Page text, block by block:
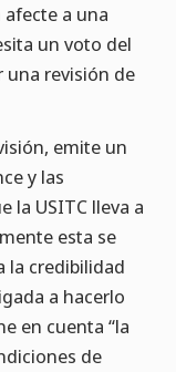
a una
un voto del
una revisión de
emite un
y las
la USITC lleva a
esta se
la credibilidad
a hacerlo
en cuenta “la
de